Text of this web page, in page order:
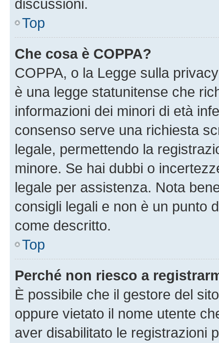
discussioni.
Top
Che cosa è COPPA?
COPPA, o la Legge sulla
è una legge statunitense che
informazioni dei minori di età
consenso serve una richiesta
legale, permettendo la
minore. Se hai dubbi o
legale per assistenza. Nota
consigli legali e non è un punto
come descritto.
Top
Perché non riesco a
È possibile che il gestore del
oppure vietato il nome utente
aver disabilitato le registrazioni